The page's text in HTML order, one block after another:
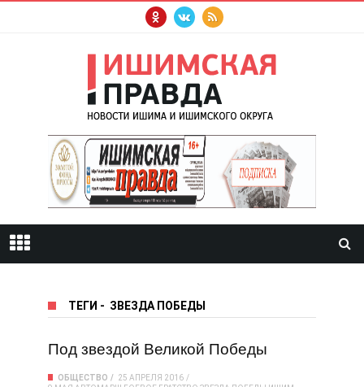
ТЕГИ - ЗВЕЗДА ПОБЕДЫ
Под звездой Великой Победы
ОБЩЕСТВО
25 АПРЕЛЯ 2016